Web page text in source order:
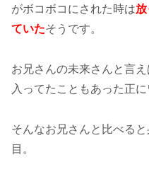
がボコボコにされた時は
ていたそうです。
お兄さんの未来さんと言
入ってたこともあった正に
そんなお兄さんと比べる
目。